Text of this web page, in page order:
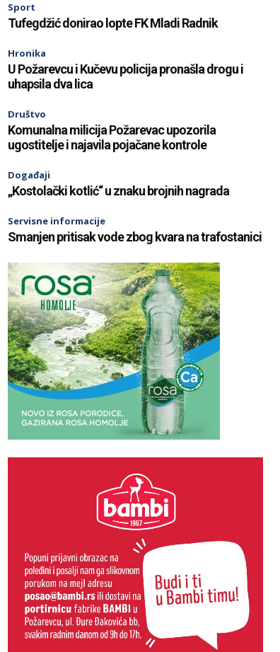
Sport
Tufegdžić donirao lopte FK Mladi Radnik
Hronika
U Požarevcu i Kučevu policija pronašla drogu i
uhapsila dva lica
Društvo
Komunalna milicija Požarevac upozorila
ugostitelje i najavila pojačane kontrole
Događaji
„Kostolački kotlić“ u znaku brojnih nagrada
Servisne informacije
Smanjen pritisak vode zbog kvara na trafostanici